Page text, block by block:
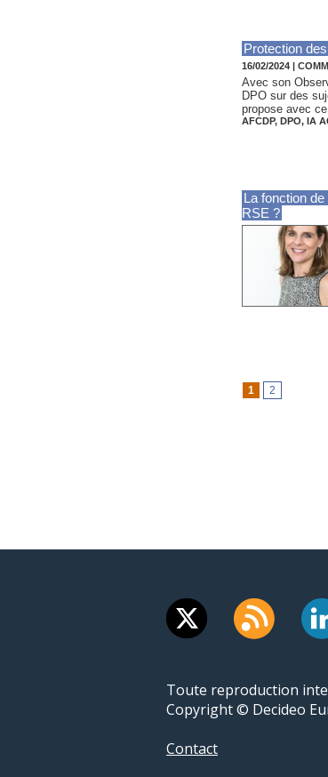
Protection
16/02/2024 |
Avec son
DPO sur des
propose avec
AFCDP, DPO, IA
La fonction
RSE ?
1 2
Toute reproduction
Copyright © Decideo
Contact